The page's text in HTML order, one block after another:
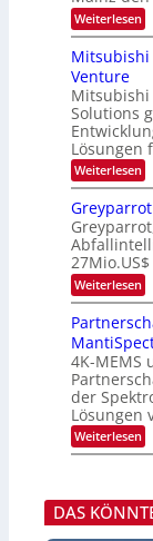
e
i
n
g
s
-
T
e
n
d
s
h
s
u
i
m
e
r
s
t
e
n
H
a
l
b
j
a
r
s
-
S
e
n
a
r
n
s
t
n
m
m
t
i
n
d
e
r
D
A
C
H
I
n
d
u
s
t
r
i
e
Weiterlesen:
O
p
t
k
-
K
u
r
s
v
o
n
P
h
o
t
o
n
i
c
H
u
b
Mitsubishi
Venture
Mitsubishi
Solutions
Lösungen
Weiterlesen:
M
t
s
u
b
i
s
h
i
E
e
c
t
r
i
c
d
S
o
Weiterlesen:
G
r
e
y
p
a
r
r
o
t
s
h
e
4K-MEMS
der
Lösungen
Weiterlesen:
P
t
n
e
DAS